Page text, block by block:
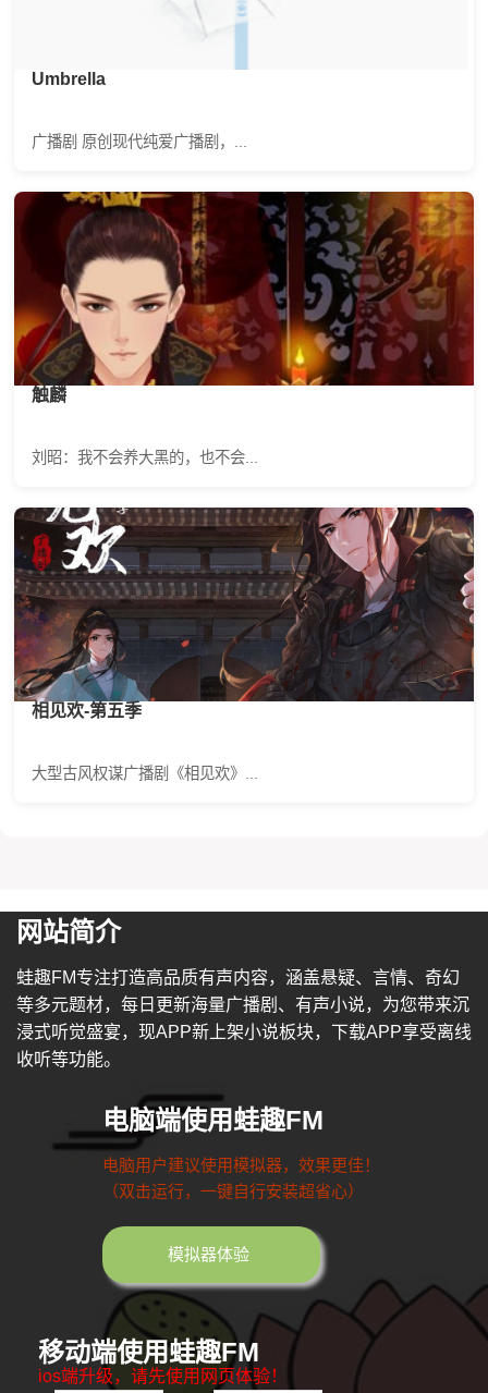
Umbrella
广播剧 原创现代纯爱广播剧，...
触麟
刘昭：我不会养大黑的，也不会...
相见欢-第五季
大型古风权谋广播剧《相见欢》...
网站简介
蛙趣FM专注打造高品质有声内容，涵盖悬疑、言情、奇幻
等多元题材，每日更新海量广播剧、有声小说，为您带来沉
浸式听觉盛宴，现APP新上架小说板块，下载APP享受离线
收听等功能。
电脑端使用蛙趣FM
电脑用户建议使用模拟器，效果更佳！
（双击运行，一键自行安装超省心）
模拟器体验
移动端使用蛙趣FM
ios端升级，请先使用网页体验！